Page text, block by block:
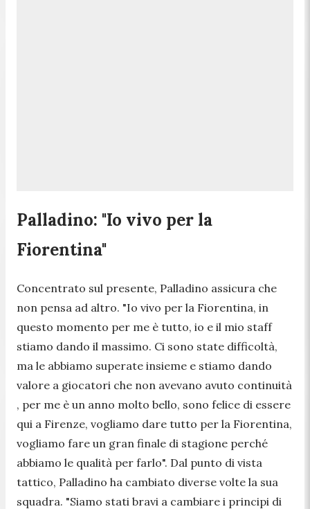
Palladino: "Io vivo per la
Fiorentina"
Concentrato sul presente, Palladino assicura che
non pensa ad altro. "Io vivo per la Fiorentina, in
questo momento per me è tutto, io e il mio staff
stiamo dando il massimo. Ci sono state difficoltà,
ma le abbiamo superate insieme e stiamo dando
valore a giocatori che non avevano avuto continuità
, per me è un anno molto bello, sono felice di essere
qui a Firenze, vogliamo dare tutto per la Fiorentina,
vogliamo fare un gran finale di stagione perché
abbiamo le qualità per farlo". Dal punto di vista
tattico, Palladino ha cambiato diverse volte la sua
squadra. "Siamo stati bravi a cambiare i principi di